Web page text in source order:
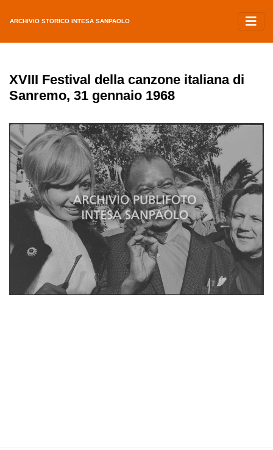
ARCHIVIO STORICO INTESA SANPAOLO
XVIII Festival della canzone italiana di
Sanremo, 31 gennaio 1968